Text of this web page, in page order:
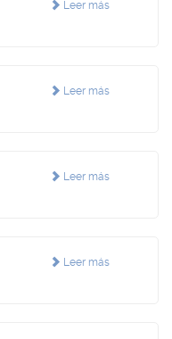
Leer más
Leer más
Leer más
Leer más